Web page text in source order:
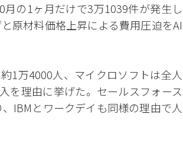
の1ヶ月だけで3万1039件が発生し
原材料価格上昇による費用圧迫をAI
1万4000人、マイクロソフトは全人
を理由に挙げた。セールスフォース
IBMとワークデイも同様の理由で人